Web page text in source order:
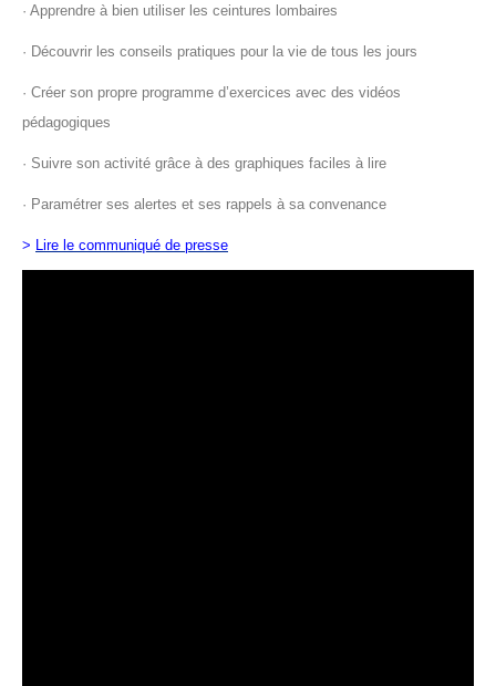
· Apprendre à bien utiliser les ceintures lombaires
· Découvrir les conseils pratiques pour la vie de tous les jours
· Créer son propre programme d’exercices avec des vidéos
pédagogiques
· Suivre son activité grâce à des graphiques faciles à lire
· Paramétrer ses alertes et ses rappels à sa convenance
> Lire le communiqué de presse